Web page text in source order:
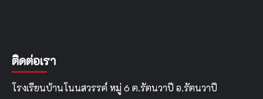
ติดต่อเรา
โรงเรียนบ้านโนนสวรรค์ หมู่ 6 ต.รัตนวาปี อ.รัตนวาปี